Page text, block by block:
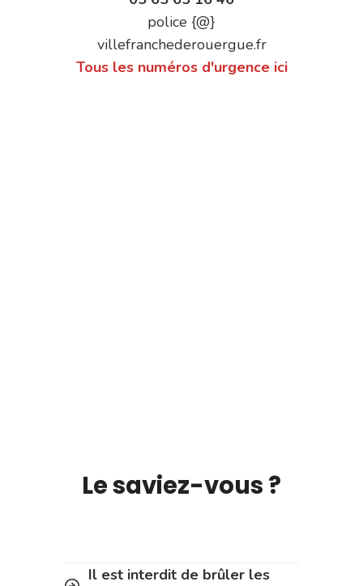
police {@}
villefranchederouergue.fr
Tous les numéros d'urgence ici
Le saviez-vous ?
Il est interdit de brûler les